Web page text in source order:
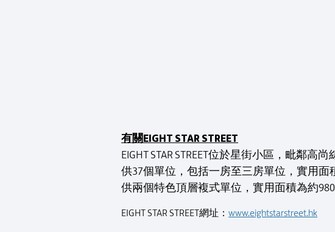
有關EIGHT STAR STREET
EIGHT STAR STREET位於星街小區，毗鄰
供37個單位，包括一房至三房單位，實用
供兩個特色頂層複式單位，實用面積為約980
EIGHT STAR STREET網址： www.eightstarstreet.hk